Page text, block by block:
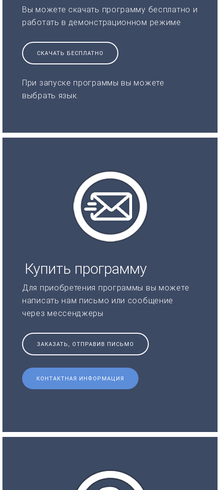
Вы можете скачать программу бесплатно и
работать в демонстрационном режиме
СКАЧАТЬ БЕСПЛАТНО
При запуске программы вы можете
выбрать язык.
Купить программу
Для приобретения программы вы можете
написать нам письмо или сообщение
через мессенджеры
ЗАКАЗАТЬ, ОТПРАВИВ ПИСЬМО
КОНТАКТНАЯ ИНФОРМАЦИЯ